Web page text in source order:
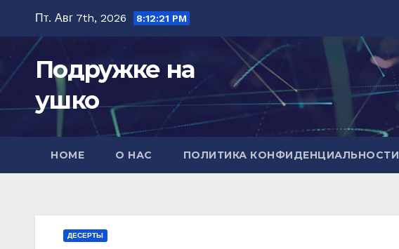
содержимому
Пт. Авг 7th, 2026 8:12:22 PM
Подружке на
ушко
HOME О НАС ПОЛИТИКА КОНФИДЕНЦИАЛЬНОСТИ
ДЕСЕРТЫ